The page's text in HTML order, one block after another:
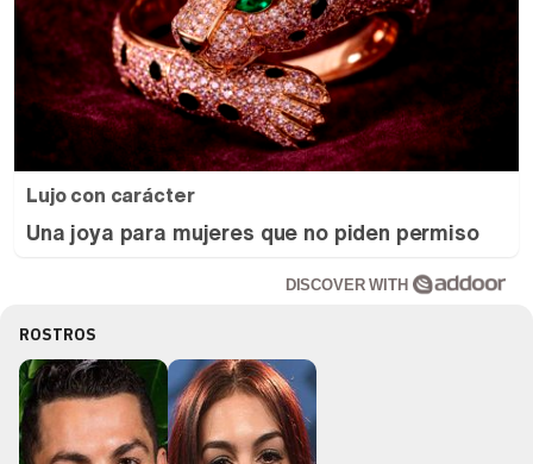
Lujo con carácter
Una joya para mujeres que no piden permiso
DISCOVER WITH
ROSTROS